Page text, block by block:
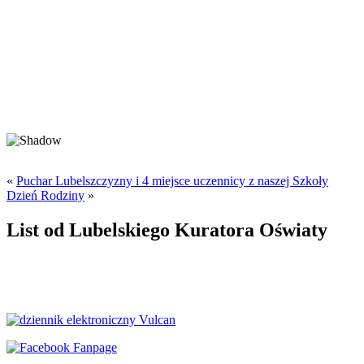
« Puchar Lubelszczyzny i 4 miejsce uczennicy z naszej Szkoły
Dzień Rodziny »
List od Lubelskiego Kuratora Oświaty